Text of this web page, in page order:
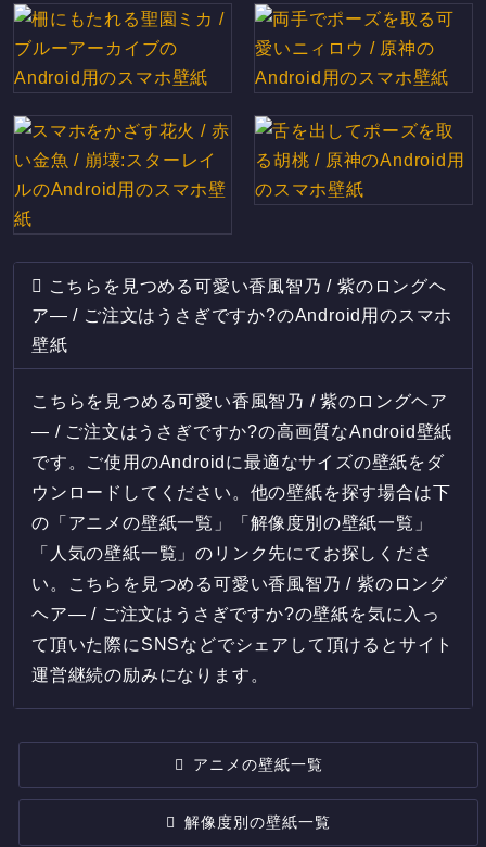
こちらを見つめる可愛い香風智乃 / 紫のロングヘ
ア― / ご注文はうさぎですか?のAndroid用のスマホ
壁紙
こちらを見つめる可愛い香風智乃 / 紫のロングヘア
― / ご注文はうさぎですか?の高画質なAndroid壁紙
です。ご使用のAndroidに最適なサイズの壁紙をダ
ウンロードしてください。他の壁紙を探す場合は下
の「アニメの壁紙一覧」「解像度別の壁紙一覧」
「人気の壁紙一覧」のリンク先にてお探しくださ
い。こちらを見つめる可愛い香風智乃 / 紫のロング
ヘア― / ご注文はうさぎですか?の壁紙を気に入っ
て頂いた際にSNSなどでシェアして頂けるとサイト
運営継続の励みになります。
アニメの壁紙一覧
解像度別の壁紙一覧